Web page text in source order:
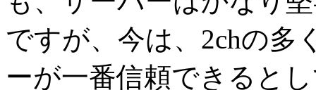
ですが、今は、2chの多
ーが一番信頼できると